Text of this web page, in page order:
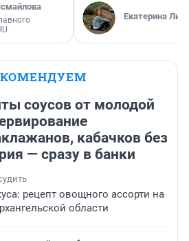
Екатерина
соусов от молодой
кабачков без
— сразу в банки
рецепт овощного ассорти на
области